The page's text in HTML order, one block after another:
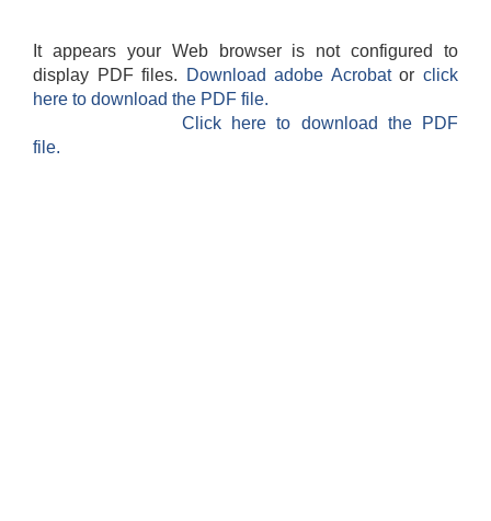
It appears your Web browser is not configured to
display PDF files.
Download adobe Acrobatorclick
here to download the PDF file.
Click here to download the PDF
file.